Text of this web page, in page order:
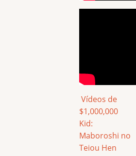
Vídeos de
$1,000,000
Kid:
Maboroshi no
Teiou Hen